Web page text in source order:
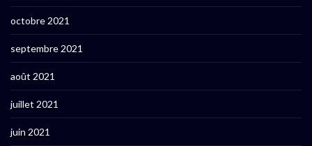
octobre 2021
septembre 2021
août 2021
juillet 2021
juin 2021